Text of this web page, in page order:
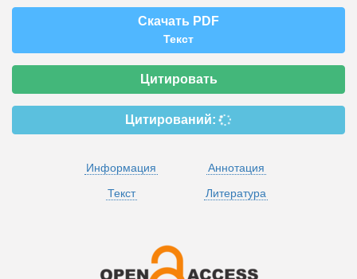
Скачать PDF
Текст
Цитировать
Цитирований:
Информация
Аннотация
Текст
Литература